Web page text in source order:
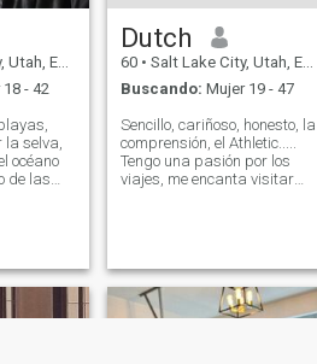
Unidos
- 42
la selva,
océano
de las
Dutch
60 • Salt Lake City, Utah, Estados Unidos
Buscando: Mujer 19 - 47
Sencillo, cariñoso, honesto, la
comprensión, el Athletic.....
Tengo una pasión por los
viajes, me encanta visitar